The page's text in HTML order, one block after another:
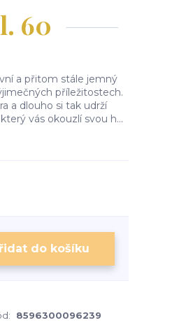
60
a přitom stále jemný
příležitostech.
a dlouho si tak udrží
vás okouzlí svou h...
do košíku
8596300096239